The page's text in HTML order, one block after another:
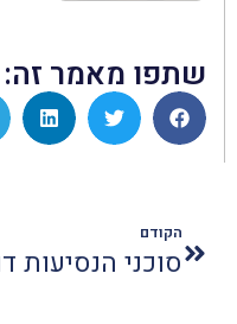
שתפו מאמר זה:
הקודם